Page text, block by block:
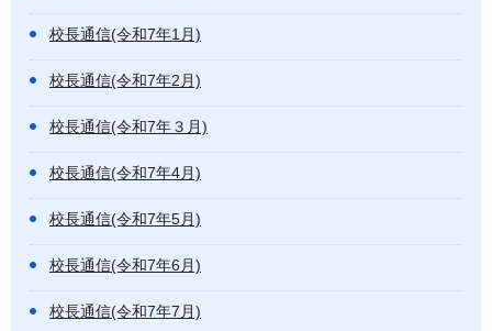
校長通信(令和7年1月)
校長通信(令和7年2月)
校長通信(令和7年３月)
校長通信(令和7年4月)
校長通信(令和7年5月)
校長通信(令和7年6月)
校長通信(令和7年7月)